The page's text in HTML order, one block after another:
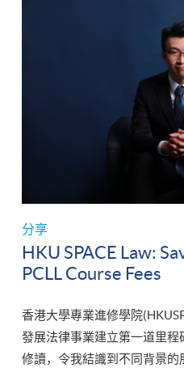
分享
HKU SPACE Law:
PCLL Course Fees
香港大學專業進修學院
發展法律事業建立第一道里
修讀，令我結識到不同背景